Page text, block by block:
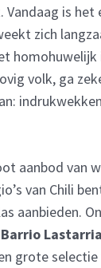
is het
zich
volk, ga
aanbod van
van Chili
aanbieden.
Barrio Lastarria
grote selectie